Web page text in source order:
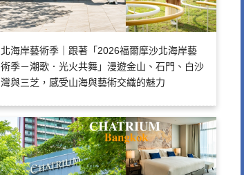
北海岸藝術季｜跟著「2026福爾摩沙北海岸藝
術季－潮歌．光火共舞」漫遊金山、石門、白沙
灣與三芝，感受山海與藝術交織的魅力